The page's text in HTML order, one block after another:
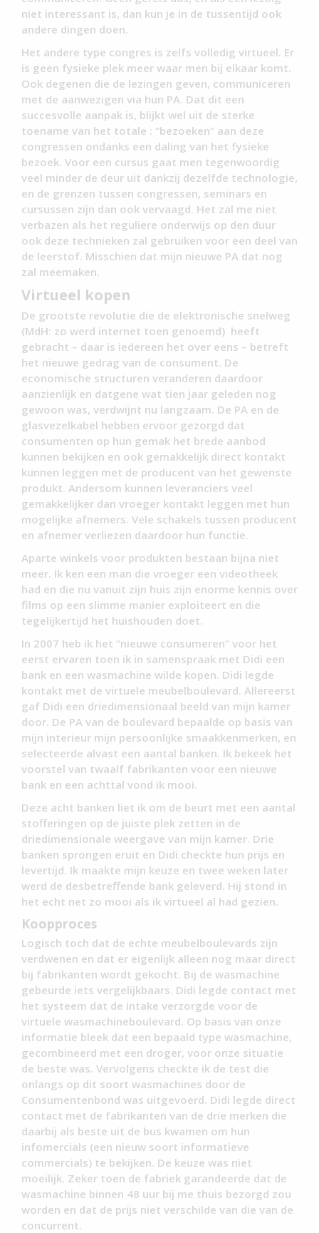
niet interessant is, dan kun je in de tussentijd ook
andere dingen doen.
Het andere type congres is zelfs volledig virtueel. Er
is geen fysieke plek meer waar men bij elkaar komt.
Ook degenen die de lezingen geven, communiceren
met de aanwezigen via hun PA. Dat dit een
succesvolle aanpak is, blijkt wel uit de sterke
toename van het totale : “bezoeken” aan deze
congressen ondanks een daling van het fysieke
bezoek. Voor een cursus gaat men tegenwoordig
veel minder de deur uit dankzij dezelfde technologie,
en de grenzen tussen congressen, seminars en
cursussen zijn dan ook vervaagd. Het zal me niet
verbazen als het reguliere onderwijs op den duur
ook deze technieken zal gebruiken voor een deel van
de leerstof. Misschien dat mijn nieuwe PA dat nog
zal meemaken.
Virtueel kopen
De grootste revolutie die de elektronische snelweg
(MdH: zo werd internet toen genoemd) heeft
gebracht – daar is iedereen het over eens – betreft
het nieuwe gedrag van de consument. De
economische structuren veranderen daardoor
aanzienlijk en datgene wat tien jaar geleden nog
gewoon was, verdwijnt nu langzaam. De PA en de
glasvezelkabel hebben ervoor gezorgd dat
consumenten op hun gemak het brede aanbod
kunnen bekijken en ook gemakkelijk direct kontakt
kunnen leggen met de producent van het gewenste
produkt. Andersom kunnen leveranciers veel
gemakkelijker dan vroeger kontakt leggen met hun
mogelijke afnemers. Vele schakels tussen producent
en afnemer verliezen daardoor hun functie.
Aparte winkels voor produkten bestaan bijna niet
meer. Ik ken een man die vroeger een videotheek
had en die nu vanuit zijn huis zijn enorme kennis over
films op een slimme manier exploiteert en die
tegelijkertijd het huishouden doet.
In 2007 heb ik het “nieuwe consumeren” voor het
eerst ervaren toen ik in samenspraak met Didi een
bank en een wasmachine wilde kopen. Didi legde
kontakt met de virtuele meubelboulevard. Allereerst
gaf Didi een driedimensionaal beeld van mijn kamer
door. De PA van de boulevard bepaalde op basis van
mijn interieur mijn persoonlijke smaakkenmerken, en
selecteerde alvast een aantal banken. Ik bekeek het
voorstel van twaalf fabrikanten voor een nieuwe
bank en een achttal vond ik mooi.
Deze acht banken liet ik om de beurt met een aantal
stofferingen op de juiste plek zetten in de
driedimensionale weergave van mijn kamer. Drie
banken sprongen eruit en Didi checkte hun prijs en
levertijd. Ik maakte mijn keuze en twee weken later
werd de desbetreffende bank geleverd. Hij stond in
het echt net zo mooi als ik virtueel al had gezien.
Koopproces
Logisch toch dat de echte meubelboulevards zijn
verdwenen en dat er eigenlijk alleen nog maar direct
bij fabrikanten wordt gekocht. Bij de wasmachine
gebeurde iets vergelijkbaars. Didi legde contact met
het systeem dat de intake verzorgde voor de
virtuele wasmachineboulevard. Op basis van onze
informatie bleek dat een bepaald type wasmachine,
gecombineerd met een droger, voor onze situatie
de beste was. Vervolgens checkte ik de test die
onlangs op dit soort wasmachines door de
Consumentenbond was uitgevoerd. Didi legde direct
contact met de fabrikanten van de drie merken die
daarbij als beste uit de bus kwamen om hun
infomercials (een nieuw soort informatieve
commercials) te bekijken. De keuze was niet
moeilijk. Zeker toen de fabriek garandeerde dat de
wasmachine binnen 48 uur bij me thuis bezorgd zou
worden en dat de prijs niet verschilde van die van de
concurrent.